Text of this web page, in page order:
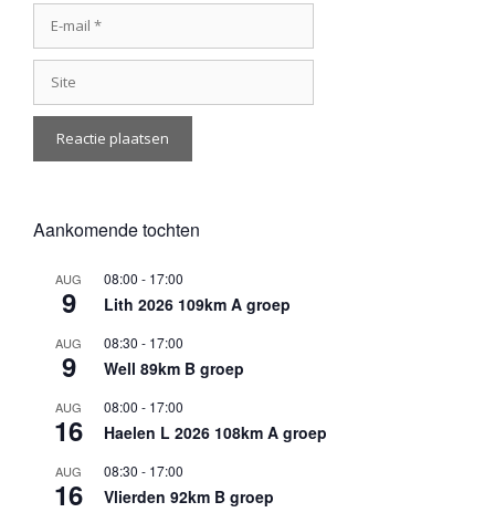
mail
Aankomende tochten
AUG
9
08:00 - 17:00
Lith 2026 109km A groep
AUG
9
08:30 - 17:00
Well 89km B groep
AUG
16
08:00 - 17:00
Haelen L 2026 108km A groep
AUG
16
08:30 - 17:00
Vlierden 92km B groep